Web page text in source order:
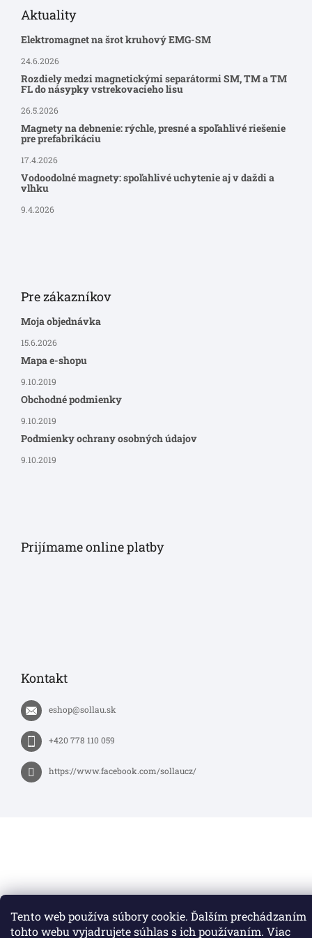
Tento web používa súbory cookie. Ďalším prechádzaním
tohto webu vyjadrujete súhlas s ich používaním. Viac
Aktuality
Elektromagnet na šrot kruhový EMG-SM
24.6.2026
Rozdiely medzi magnetickými separátormi SM, TM a TM
FL do násypky vstrekovacieho lisu
26.5.2026
Magnety na debnenie: rýchle, presné a spoľahlivé riešenie
pre prefabrikáciu
17.4.2026
Vodoodolné magnety: spoľahlivé uchytenie aj v daždi a
vlhku
9.4.2026
Pre zákazníkov
Moja objednávka
15.6.2026
Mapa e-shopu
9.10.2019
Obchodné podmienky
9.10.2019
Podmienky ochrany osobných údajov
9.10.2019
Prijímame online platby
Kontakt
eshop@sollau.sk
+420 778 110 059
https://www.facebook.com/sollaucz/